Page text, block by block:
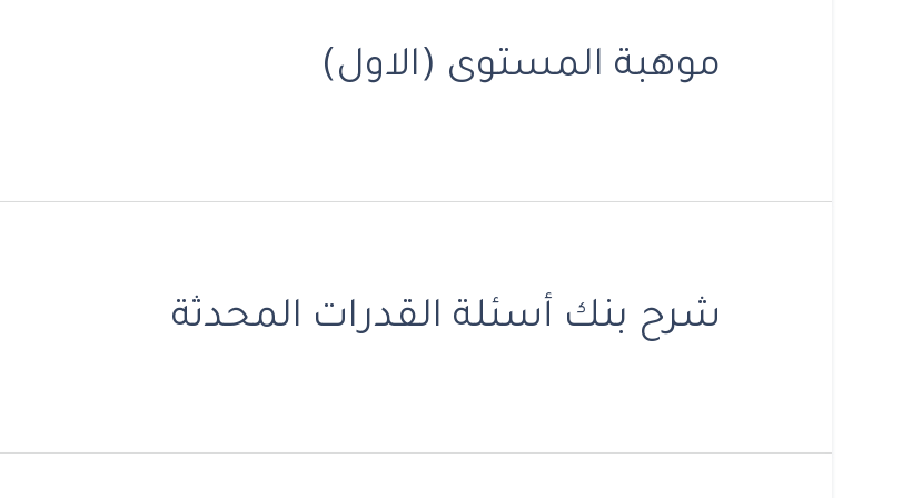
موهبة المستوى (الاول)
شرح بنك أسئلة القدرات المحدثة